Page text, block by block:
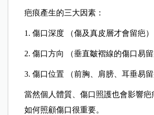
疤痕產生的三大因素：
1. 傷口深度 （傷及真皮層才會留疤）
2. 傷口方向 （垂直皺褶線的傷口易留
3. 傷口位置 （前胸、肩膀、耳垂易留
當然個人體質、傷口照護也會影響疤
如何照顧傷口很重要。